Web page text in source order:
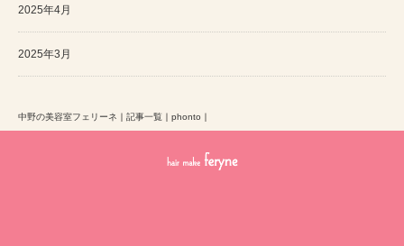
2025年4月
2025年3月
中野の美容室フェリーネ ｜ 記事一覧 ｜ phonto ｜